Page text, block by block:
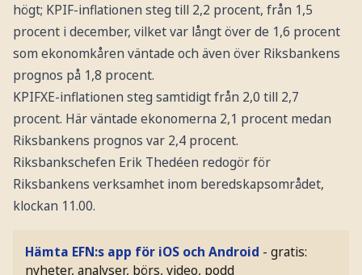
högt; KPIF-inflationen steg till 2,2 procent, från 1,5
procent i december, vilket var långt över de 1,6 procent
som ekonomkåren väntade och även över Riksbankens
prognos på 1,8 procent.
KPIFXE-inflationen steg samtidigt från 2,0 till 2,7
procent. Här väntade ekonomerna 2,1 procent medan
Riksbankens prognos var 2,4 procent.
Riksbankschefen Erik Thedéen redogör för
Riksbankens verksamhet inom beredskapsområdet,
klockan 11.00.
Hämta EFN:s app för iOS och Android - gratis:
nyheter, analyser, börs, video, podd